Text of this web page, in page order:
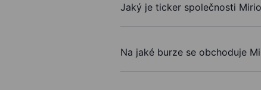
Jaký je ticker společnosti
Na jaké burze se obchoduje